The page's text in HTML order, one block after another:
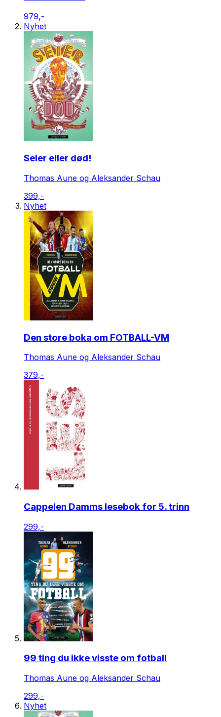
979,-
Nyhet
Seier eller død!
Thomas Aune og Aleksander Schau
399,-
Nyhet
Den store boka om FOTBALL-VM
Thomas Aune og Aleksander Schau
379,-
Cappelen Damms lesebok for 5. trinn
299,-
99 ting du ikke visste om fotball
Thomas Aune og Aleksander Schau
299,-
Nyhet